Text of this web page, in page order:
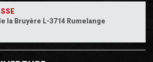
la Bruyère L-3714 Rumelange